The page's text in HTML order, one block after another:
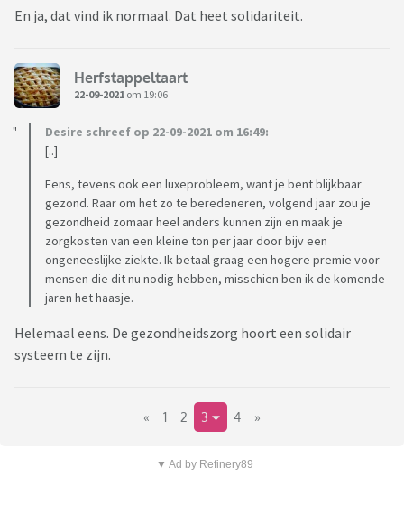
En ja, dat vind ik normaal. Dat heet solidariteit.
Herfstappeltaart
22-09-2021 om 19:06
Desire schreef op 22-09-2021 om 16:49:
[..]
Eens, tevens ook een luxeprobleem, want je bent blijkbaar
gezond. Raar om het zo te beredeneren, volgend jaar zou je
gezondheid zomaar heel anders kunnen zijn en maak je
zorgkosten van een kleine ton per jaar door bijv een
ongeneeslijke ziekte. Ik betaal graag een hogere premie voor
mensen die dit nu nodig hebben, misschien ben ik de komende
jaren het haasje.
Helemaal eens. De gezondheidszorg hoort een solidair
systeem te zijn.
« 1 2 3 4 »
▼ Ad by Refinery89